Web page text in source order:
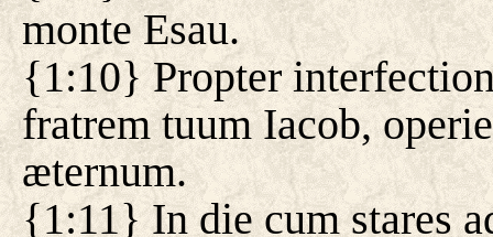
monte Esau.
{1:10} Propter
fratrem tuum Iacob,
æternum.
{1:11} In die cum stares